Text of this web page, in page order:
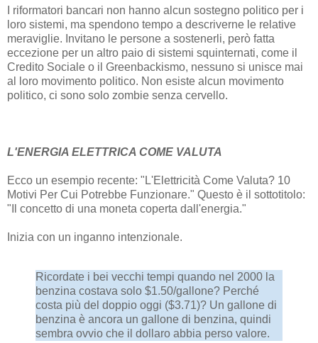
I riformatori bancari non hanno alcun sostegno politico per i
loro sistemi, ma spendono tempo a descriverne le relative
meraviglie. Invitano le persone a sostenerli, però fatta
eccezione per un altro paio di sistemi squinternati, come il
Credito Sociale o il Greenbackismo, nessuno si unisce mai
al loro movimento politico. Non esiste alcun movimento
politico, ci sono solo zombie senza cervello.
L'ENERGIA ELETTRICA COME VALUTA
Ecco un esempio recente: "L'Elettricità Come Valuta? 10
Motivi Per Cui Potrebbe Funzionare." Questo è il sottotitolo:
"Il concetto di una moneta coperta dall'energia."
Inizia con un inganno intenzionale.
Ricordate i bei vecchi tempi quando nel 2000 la
benzina costava solo $1.50/gallone? Perché
costa più del doppio oggi ($3.71)? Un gallone di
benzina è ancora un gallone di benzina, quindi
sembra ovvio che il dollaro abbia perso valore.